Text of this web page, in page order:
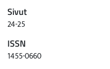
Sivut
24-25
ISSN
1455-0660